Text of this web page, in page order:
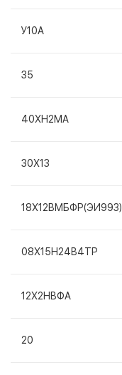
У10А
35
40ХН2МА
30Х13
18Х12ВМБФР(ЭИ993)
08Х15Н24В4ТР
12Х2НВФА
20